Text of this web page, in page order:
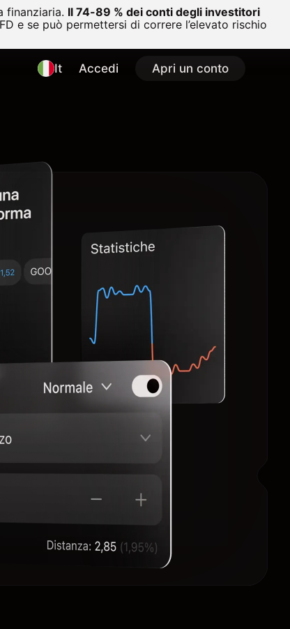
finanziaria. Il 74-89 % dei conti degli investitori
e se può permettersi di correre l’elevato rischio
It Accedi Apri un conto